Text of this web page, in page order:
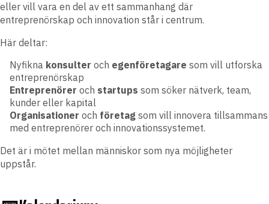
eller vill vara en del av ett sammanhang där
entreprenörskap och innovation står i centrum.
Här deltar:
Nyfikna konsulter och egenföretagare som vill utforska
entreprenörskap
Entreprenörer och startups som söker nätverk, team,
kunder eller kapital
Organisationer och företag som vill innovera tillsammans
med entreprenörer och innovationssystemet.
Det är i mötet mellan människor som nya möjligheter
uppstår.